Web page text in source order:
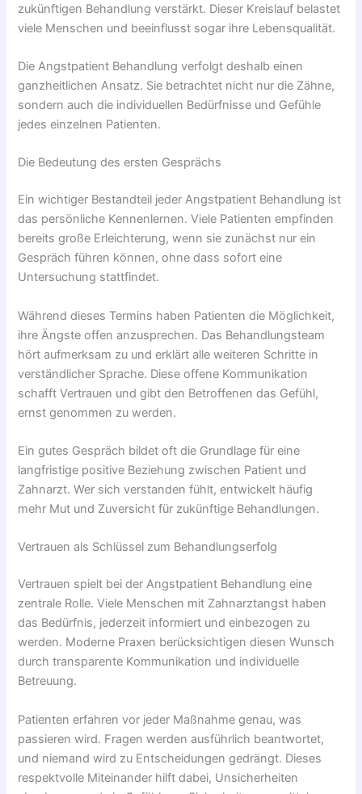
zukünftigen Behandlung verstärkt. Dieser Kreislauf belastet
viele Menschen und beeinflusst sogar ihre Lebensqualität.
Die Angstpatient Behandlung verfolgt deshalb einen
ganzheitlichen Ansatz. Sie betrachtet nicht nur die Zähne,
sondern auch die individuellen Bedürfnisse und Gefühle
jedes einzelnen Patienten.
Die Bedeutung des ersten Gesprächs
Ein wichtiger Bestandteil jeder Angstpatient Behandlung ist
das persönliche Kennenlernen. Viele Patienten empfinden
bereits große Erleichterung, wenn sie zunächst nur ein
Gespräch führen können, ohne dass sofort eine
Untersuchung stattfindet.
Während dieses Termins haben Patienten die Möglichkeit,
ihre Ängste offen anzusprechen. Das Behandlungsteam
hört aufmerksam zu und erklärt alle weiteren Schritte in
verständlicher Sprache. Diese offene Kommunikation
schafft Vertrauen und gibt den Betroffenen das Gefühl,
ernst genommen zu werden.
Ein gutes Gespräch bildet oft die Grundlage für eine
langfristige positive Beziehung zwischen Patient und
Zahnarzt. Wer sich verstanden fühlt, entwickelt häufig
mehr Mut und Zuversicht für zukünftige Behandlungen.
Vertrauen als Schlüssel zum Behandlungserfolg
Vertrauen spielt bei der Angstpatient Behandlung eine
zentrale Rolle. Viele Menschen mit Zahnarztangst haben
das Bedürfnis, jederzeit informiert und einbezogen zu
werden. Moderne Praxen berücksichtigen diesen Wunsch
durch transparente Kommunikation und individuelle
Betreuung.
Patienten erfahren vor jeder Maßnahme genau, was
passieren wird. Fragen werden ausführlich beantwortet,
und niemand wird zu Entscheidungen gedrängt. Dieses
respektvolle Miteinander hilft dabei, Unsicherheiten